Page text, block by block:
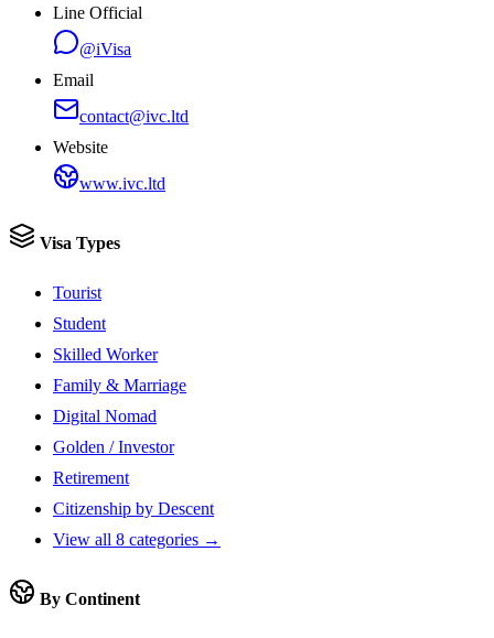
Line Official
@iVisa
Email
contact@ivc.ltd
Website
www.ivc.ltd
Visa Types
Tourist
Student
Skilled Worker
Family & Marriage
Digital Nomad
Golden / Investor
Retirement
Citizenship by Descent
View all 8 categories →
By Continent